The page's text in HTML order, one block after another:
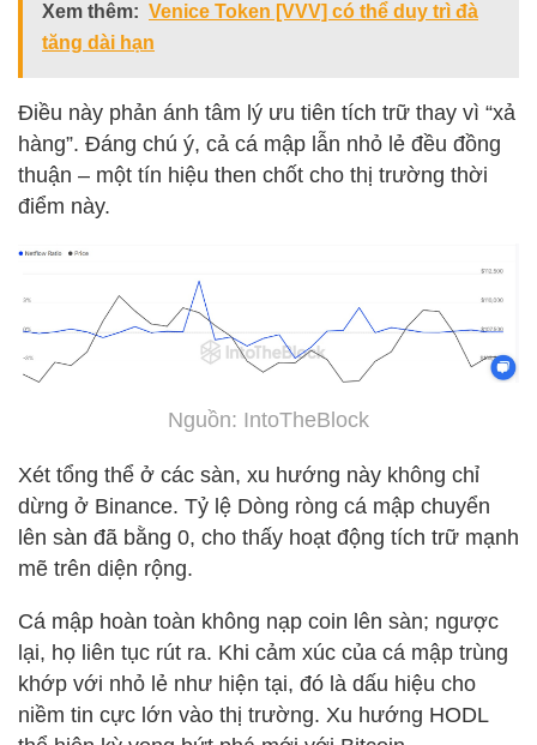
Xem thêm: Venice Token [VVV] có thể duy trì đà
tăng dài hạn
Điều này phản ánh tâm lý ưu tiên tích trữ thay vì “xả
hàng”. Đáng chú ý, cả cá mập lẫn nhỏ lẻ đều đồng
thuận – một tín hiệu then chốt cho thị trường thời
điểm này.
Nguồn: IntoTheBlock
Xét tổng thể ở các sàn, xu hướng này không chỉ
dừng ở Binance. Tỷ lệ Dòng ròng cá mập chuyển
lên sàn đã bằng 0, cho thấy hoạt động tích trữ mạnh
mẽ trên diện rộng.
Cá mập hoàn toàn không nạp coin lên sàn; ngược
lại, họ liên tục rút ra. Khi cảm xúc của cá mập trùng
khớp với nhỏ lẻ như hiện tại, đó là dấu hiệu cho
niềm tin cực lớn vào thị trường. Xu hướng HODL